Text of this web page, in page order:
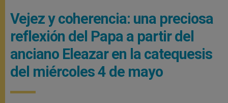
Vejez y coherencia: una preciosa
reflexión del Papa a partir del
anciano Eleazar en la catequesis
del miércoles 4 de mayo